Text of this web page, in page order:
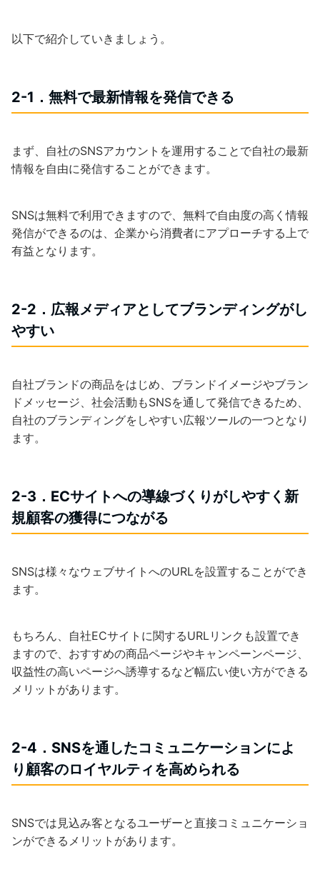
以下で紹介していきましょう。
2-1．無料で最新情報を発信できる
まず、自社のSNSアカウントを運用することで自社の最新
情報を自由に発信することができます。
SNSは無料で利用できますので、無料で自由度の高く情報
発信ができるのは、企業から消費者にアプローチする上で
有益となります。
2-2．広報メディアとしてブランディングがし
やすい
自社ブランドの商品をはじめ、ブランドイメージやブラン
ドメッセージ、社会活動もSNSを通して発信できるため、
自社のブランディングをしやすい広報ツールの一つとなり
ます。
2-3．ECサイトへの導線づくりがしやすく新
規顧客の獲得につながる
SNSは様々なウェブサイトへのURLを設置することができ
ます。
もちろん、自社ECサイトに関するURLリンクも設置でき
ますので、おすすめの商品ページやキャンペーンページ、
収益性の高いページへ誘導するなど幅広い使い方ができる
メリットがあります。
2-4．SNSを通したコミュニケーションによ
り顧客のロイヤルティを高められる
SNSでは見込み客となるユーザーと直接コミュニケーショ
ンができるメリットがあります。